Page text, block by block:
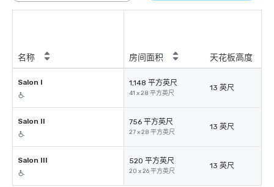
名称 房间面积 天花板高度
Salon I 1,148 平方英尺
41 x 28 平方英尺
13 英尺
Salon II 756 平方英尺
27 x 28 平方英尺
13 英尺
Salon III 520 平方英尺
20 x 26 平方英尺
13 英尺